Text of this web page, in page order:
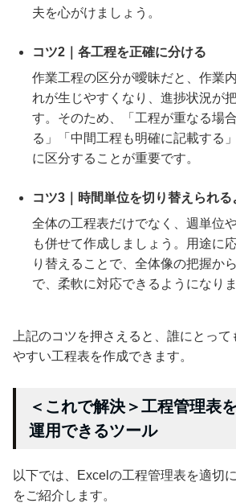
夫を心がけましょう。
コツ2｜各工程を正確に分ける
作業工程の区分が曖昧だと、作業
れが生じやすくなり、進捗状況が
す。そのため、「工程が重なる場
る」「中間工程も明確に記載する
に区分することが重要です。
コツ3｜時間単位を切り替えられる
全体の工程表だけでなく、週単位
も併せて作成しましょう。用途に
り替えることで、全体像の把握か
で、柔軟に対応できるようになりま
上記のコツを押さえると、誰にとっ
やすい工程表を作成できます。
＜これで解決＞工程管理表
運用できるツール
以下では、Excelの工程管理表を適切
をご紹介します。